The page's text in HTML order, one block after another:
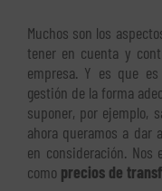
Muchos son los
tener en cuenta y
empresa. Y es que
gestión de la forma
suponer, por ejemplo,
ahora queramos a dar
en consideración.
como precios de